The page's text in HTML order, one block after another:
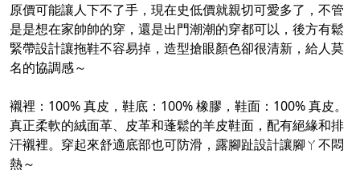
原價可能讓人下不了手，現在史低價就親切可愛多了，不管
是是想在家帥帥的穿，還是出門潮潮的穿都可以，後方有鬆
緊帶設計讓拖鞋不容易掉，造型搶眼顏色卻很清新，給人莫
名的協調感～
襯裡：100% 真皮，鞋底：100% 橡膠，鞋面：100% 真皮。
真正柔軟的絨面革、皮革和蓬鬆的羊皮鞋面，配有絕緣和排
汗襯裡。穿起來舒適底部也可防滑，露腳趾設計讓腳ㄚ不悶
熱～